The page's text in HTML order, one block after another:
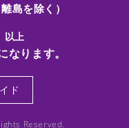
島を除く）
以上
なります。
ド
Reserved.